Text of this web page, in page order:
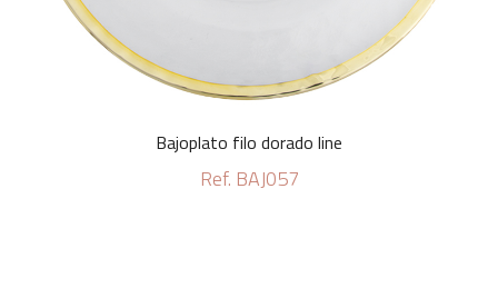
Bajoplato filo dorado line
Ref. BAJ057